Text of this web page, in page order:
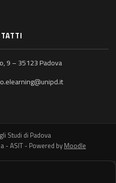
9 – 35123 Padova
Studi di Padova
- ASIT - Powered by Moodle